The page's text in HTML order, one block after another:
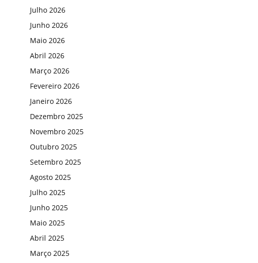
Julho 2026
Junho 2026
Maio 2026
Abril 2026
Março 2026
Fevereiro 2026
Janeiro 2026
Dezembro 2025
Novembro 2025
Outubro 2025
Setembro 2025
Agosto 2025
Julho 2025
Junho 2025
Maio 2025
Abril 2025
Março 2025